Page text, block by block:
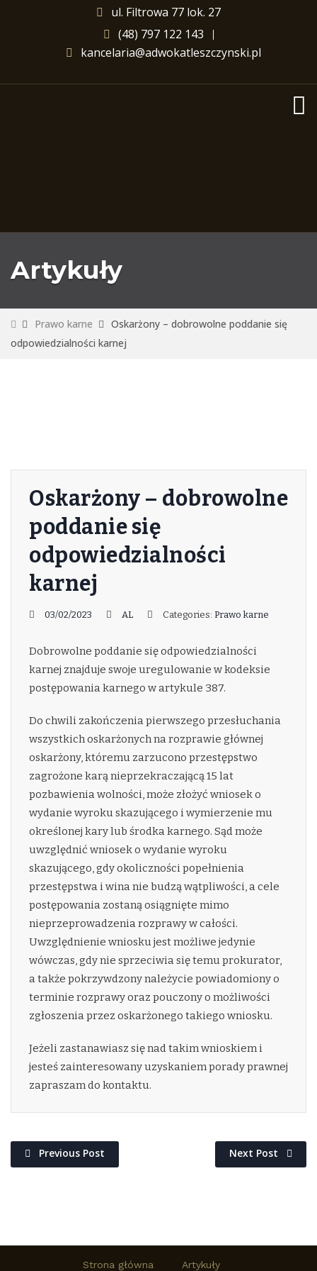
ul. Filtrowa 77 lok. 27
(48) 797 122 143
kancelaria@adwokatleszczynski.pl
Artykuły
Prawo karne
Oskarżony – dobrowolne poddanie się
odpowiedzialności karnej
Oskarżony – dobrowolne
poddanie się
odpowiedzialności
karnej
03/02/2023 AL Categories: Prawo karne
Dobrowolne poddanie się odpowiedzialności
karnej znajduje swoje uregulowanie w kodeksie
postępowania karnego w artykule 387.
Do chwili zakończenia pierwszego przesłuchania
wszystkich oskarżonych na rozprawie głównej
oskarżony, któremu zarzucono przestępstwo
zagrożone karą nieprzekraczającą 15 lat
pozbawienia wolności, może złożyć wniosek o
wydanie wyroku skazującego i wymierzenie mu
określonej kary lub środka karnego. Sąd może
uwzględnić wniosek o wydanie wyroku
skazującego, gdy okoliczności popełnienia
przestępstwa i wina nie budzą wątpliwości, a cele
postępowania zostaną osiągnięte mimo
nieprzeprowadzenia rozprawy w całości.
Uwzględnienie wniosku jest możliwe jedynie
wówczas, gdy nie sprzeciwia się temu prokurator,
a także pokrzywdzony należycie powiadomiony o
terminie rozprawy oraz pouczony o możliwości
zgłoszenia przez oskarżonego takiego wniosku.
Jeżeli zastanawiasz się nad takim wnioskiem i
jesteś zainteresowany uzyskaniem porady prawnej
zapraszam do kontaktu.
Previous Post Next Post
Strona główna Artykuły